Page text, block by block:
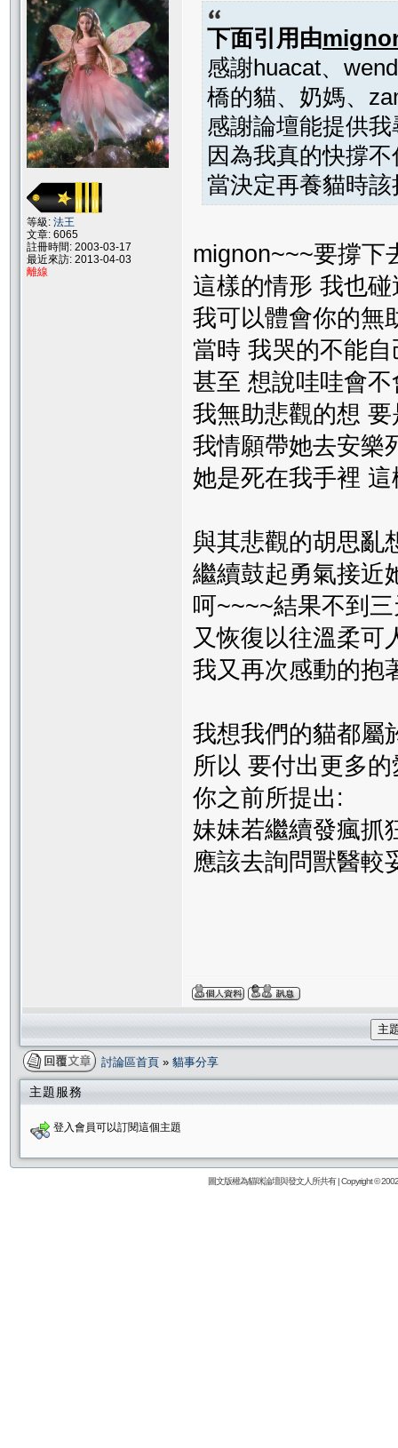
等級: 法王
文章: 6065
註冊時間: 2003-03-17
最近來訪: 2013-04-03
離線
下面引用由
感謝huacat、
橋的貓、奶媽、
感謝論壇能提供
因為我真的快撐不
當決定再養貓時
mignon~~~要撐下
這樣的情形 我也
我可以體會你的無
當時 我哭的不能
甚至 想說哇哇會
我無助悲觀的想
我情願帶她去安樂
她是死在我手裡
與其悲觀的胡思亂
繼續鼓起勇氣接近
呵~~~~結果不到
又恢復以往溫柔可
我又再次感動的抱
我想我們的貓都屬
所以 要付出更多
你之前所提出:
妹妹若繼續發瘋抓
應該去詢問獸醫較
主
討論區首頁 » 貓事分享
主題服務
登入會員可以訂閱這個主題
圖文版權為貓咪論壇與發文人所共有 | Copyright ©